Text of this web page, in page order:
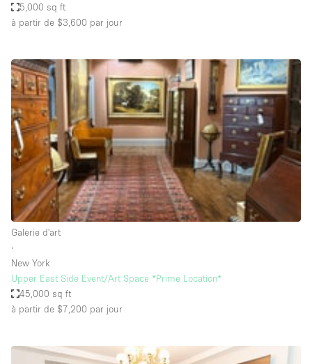
Espace Événementiel
Kiosque / Stand / Corner
Lobby / Accueil
Maison / Villa / Hôtel Particulier
Restaurant / Bar / Café
Rooftop
Salle
Salle de Conférence
Salle de Réunion
Salon / Festival
Salon Beauté / Coiffure
Studio Photo / Tournage
5,000 sq ft
à partir de $3,600 par jour
Galerie d'art
∙
New York
Upper East Side Event/Art Space *Prime Location*
45,000 sq ft
à partir de $7,200 par jour